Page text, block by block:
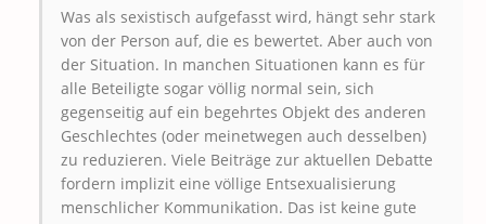
Was als sexistisch aufgefasst wird, hängt sehr stark
von der Person auf, die es bewertet. Aber auch von
der Situation. In manchen Situationen kann es für
alle Beteiligte sogar völlig normal sein, sich
gegenseitig auf ein begehrtes Objekt des anderen
Geschlechtes (oder meinetwegen auch desselben)
zu reduzieren. Viele Beiträge zur aktuellen Debatte
fordern implizit eine völlige Entsexualisierung
menschlicher Kommunikation. Das ist keine gute